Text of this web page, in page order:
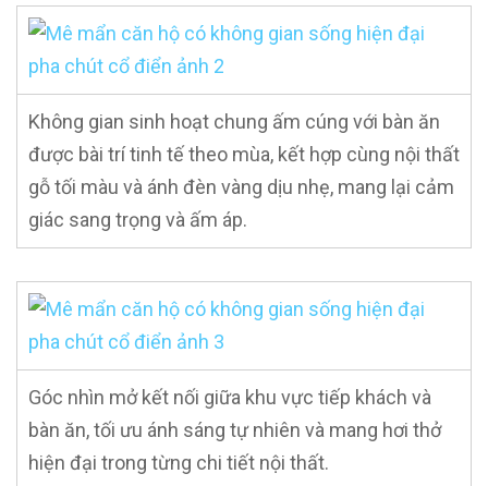
Không gian sinh hoạt chung ấm cúng với bàn ăn
được bài trí tinh tế theo mùa, kết hợp cùng nội thất
gỗ tối màu và ánh đèn vàng dịu nhẹ, mang lại cảm
giác sang trọng và ấm áp.
Góc nhìn mở kết nối giữa khu vực tiếp khách và
bàn ăn, tối ưu ánh sáng tự nhiên và mang hơi thở
hiện đại trong từng chi tiết nội thất.